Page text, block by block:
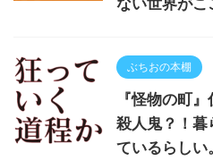
ぶちおの本棚
『怪物の町
殺人鬼？！暮
ているらしい